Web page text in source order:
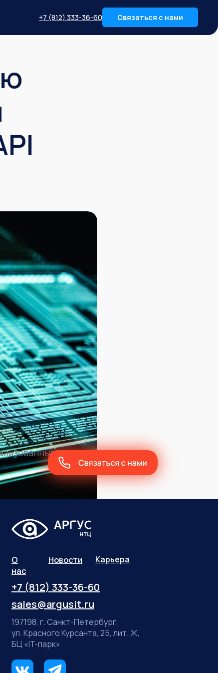
+7 (812) 333-36-60 Связаться с нами
О
нас
+7 (812) 333-36-60
sales@argusit.ru
Новости Карьера
197198, г. Санкт-Петербург,
ул. Красного Курсанта, 25, лит. Ж,
БЦ «IT-парк»